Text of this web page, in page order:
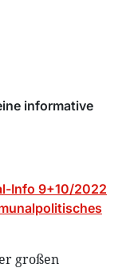
informative
Info 9+10/2022
großen